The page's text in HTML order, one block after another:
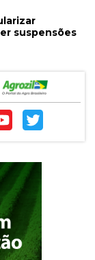
suspensões